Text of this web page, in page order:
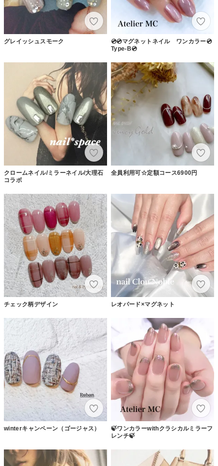
グレイッシュスモーク
💿💿マグネットネイル ワンカラー💿
Type-B💿
クロームネイル/ミラーネイル/大理石
コラボ
全員利用可☆定額コース6900円
チェック柄デザイン レオパード×マグネット
winterキャンペーン（ゴージャス）
🍃ワンカラーwithクラシカルミラーフ
レンチ🍃